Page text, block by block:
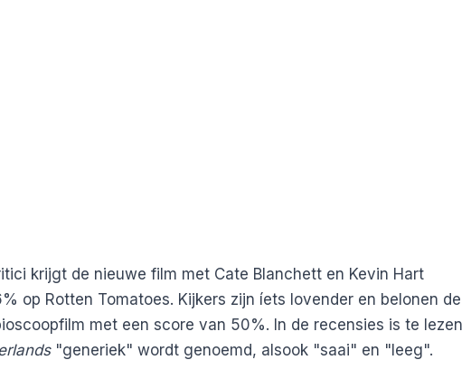
krijgt de nieuwe film met Cate Blanchett en Kevin Hart
op Rotten Tomatoes. Kijkers zijn íets lovender en belonen de
met een score van 50%. In de recensies is te lezen
"generiek" wordt genoemd, alsook "saai" en "leeg".